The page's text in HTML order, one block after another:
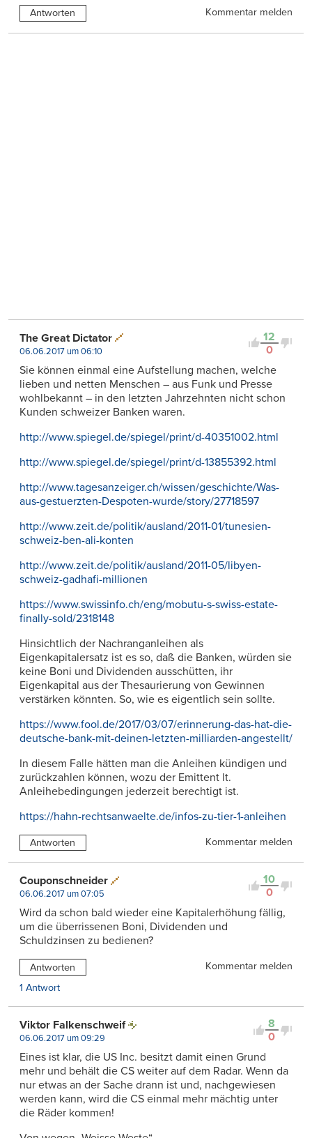
Antworten Kommentar melden
12
0
The Great Dictator
06.06.2017 um 06:10
Sie können einmal eine Aufstellung machen, welche
lieben und netten Menschen – aus Funk und Presse
wohlbekannt – in den letzten Jahrzehnten nicht schon
Kunden schweizer Banken waren.
http://www.spiegel.de/spiegel/print/d-40351002.html
http://www.spiegel.de/spiegel/print/d-13855392.html
http://www.tagesanzeiger.ch/wissen/geschichte/Was-
aus-gestuerzten-Despoten-wurde/story/27718597
http://www.zeit.de/politik/ausland/2011-01/tunesien-
schweiz-ben-ali-konten
http://www.zeit.de/politik/ausland/2011-05/libyen-
schweiz-gadhafi-millionen
https://www.swissinfo.ch/eng/mobutu-s-swiss-estate-
finally-sold/2318148
Hinsichtlich der Nachranganleihen als
Eigenkapitalersatz ist es so, daß die Banken, würden sie
keine Boni und Dividenden ausschütten, ihr
Eigenkapital aus der Thesaurierung von Gewinnen
verstärken könnten. So, wie es eigentlich sein sollte.
https://www.fool.de/2017/03/07/erinnerung-das-hat-die-
deutsche-bank-mit-deinen-letzten-milliarden-angestellt/
In diesem Falle hätten man die Anleihen kündigen und
zurückzahlen können, wozu der Emittent lt.
Anleihebedingungen jederzeit berechtigt ist.
https://hahn-rechtsanwaelte.de/infos-zu-tier-1-anleihen
Antworten Kommentar melden
10
0
Couponschneider
06.06.2017 um 07:05
Wird da schon bald wieder eine Kapitalerhöhung fällig,
um die überrissenen Boni, Dividenden und
Schuldzinsen zu bedienen?
Antworten
Kommentar melden
1 Antwort
8
0
Viktor Falkenschweif
06.06.2017 um 09:29
Eines ist klar, die US Inc. besitzt damit einen Grund
mehr und behält die CS weiter auf dem Radar. Wenn da
nur etwas an der Sache drann ist und, nachgewiesen
werden kann, wird die CS einmal mehr mächtig unter
die Räder kommen!